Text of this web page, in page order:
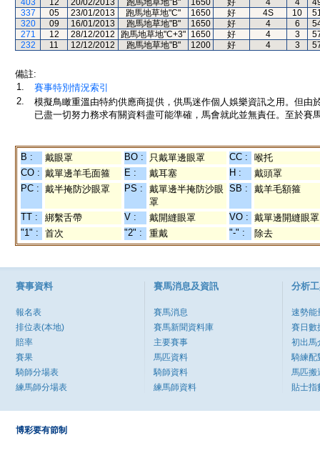
403
12 20/02/2013 跑馬地草地"B" 1650 好 4 4
337
05 23/01/2013 跑馬地草地"C" 1650 好 4S 10
320
09 16/01/2013 跑馬地草地"B" 1650 好 4 6
271
12 28/12/2012 跑馬地草地"C+3" 1650 好 4 3
232
11 12/12/2012 跑馬地草地"B" 1200 好 4 3
備註:
1.
賽事特別情況索引
2.
模擬鳥瞰重溫由特約供應商提供，供馬迷作個人娛樂資訊之用。但
已盡一切努力務求有關資料盡可能準確，馬會就此並無責任。至於賽
B : 戴眼罩 BO : 只戴單邊眼罩 CC :
喉托
CO : 戴單邊羊毛面箍 E : 戴耳塞 H :
戴頭罩
PC : 戴半掩防沙眼罩 PS :
戴單邊半掩防沙眼
罩
SB : 戴羊毛額箍
TT : 綁繫舌帶 V : 戴開縫眼罩 VO : 戴單邊開縫眼罩
"1" :
首次 "2" : 重戴 "-" : 除去
賽事資料
報名表
排位表(本地)
賠率
賽果
騎師分場表
練馬師分場表
賽馬消息及資訊
賽馬消息
賽馬新聞資料庫
主要賽事
馬匹資料
騎師資料
練馬師資料
分析
速勢能
賽日數
初出馬
騎練配
馬匹搬
貼士指
博彩要有節制